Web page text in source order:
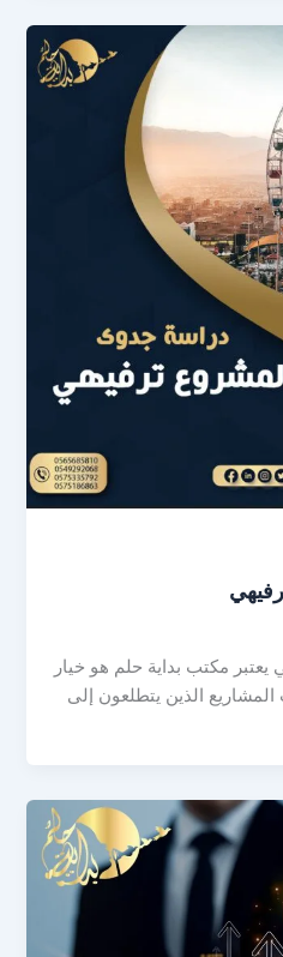
مكتب بداية حلم هو خيار
الذين يتطلعون إلى